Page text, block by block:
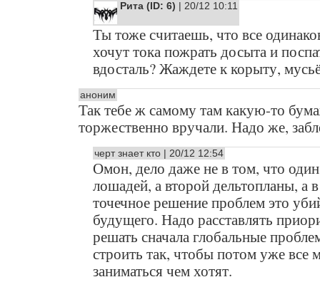
Рита (ID: 6) | 20/12 10:11
Ты тоже считаешь, что все
хочут тока пожрать досыта и
вдосталь? Жаждете к корыту,
аноним
Так тебе ж самому там какую-то
торжественно вручали. Надо же,
черт знает кто | 20/12 12:54
Омон, дело даже не в том, что
лошадей, а второй дельтопланы, а
точечное решение проблем это
будущего. Надо расставлять
решать сначала глобальные
строить так, чтобы потом уже все
заниматься чем хотят.